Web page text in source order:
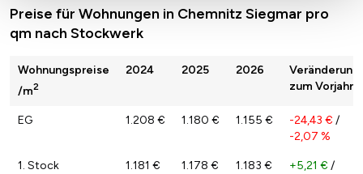
Preise für Wohnungen in Chemnitz Siegmar pro
qm nach Stockwerk
Wohnungspreise
/m2
2024 2025 2026
Veränderung
zum Vorjahr
EG 1.208 € 1.180 € 1.155 € -24,43 € /
-2,07 %
1. Stock 1.181 € 1.178 € 1.183 € +5,21 € /